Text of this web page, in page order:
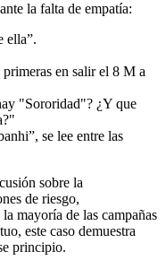
la falta de empatía:
ella”.
en salir el 8 M a
"Sororidad"? ¿Y que
se lee entre las
sobre la
de riesgo,
mayoría de las campañas
este caso demuestra
principio.